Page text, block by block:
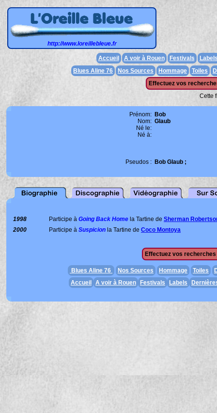
http://www.loreillebleue.fr
Accueil A voir à Rouen Festivals
Blues Aline 76
Nos Sources Hommage Toiles
Effectuez vos
Cette
Prénom: Bob
Nom: Glaub
Né le:
Né à:
Pseudos : Bob Glaub ;
1998 Participe à Going Back Home la Tartine de Sherman
2000
Participe à Suspicion la Tartine de Coco Montoya
Effectuez vos recherches
Blues Aline 76 Nos Sources Hommage Toiles
Accueil
A voir à Rouen Festivals Labels